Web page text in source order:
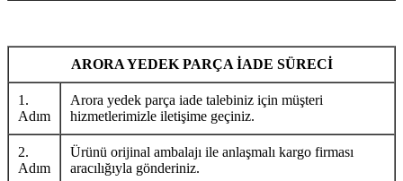
ARORA YEDEK PARÇA İADE SÜRECİ
1.
Adım
Arora yedek parça iade talebiniz için müşteri
hizmetlerimizle iletişime geçiniz.
2.
Adım
Ürünü orijinal ambalajı ile anlaşmalı kargo firması
aracılığıyla gönderiniz.